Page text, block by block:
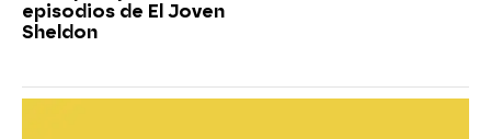
episodios de El Joven
Sheldon